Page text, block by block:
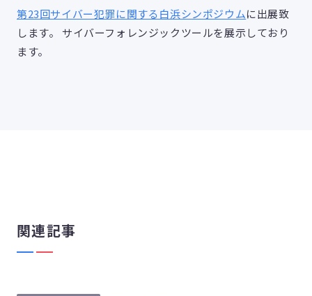
第23回サイバー犯罪に関する白浜シンポジウムに出展致
します。 サイバーフォレンジックツールを展示しており
ます。
関連記事